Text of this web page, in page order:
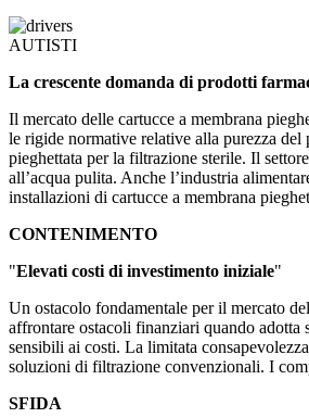
AUTISTI
La crescente domanda di prodotti
Il mercato delle cartucce a membrana
le rigide normative relative alla purezza
pieghettata per la filtrazione sterile. Il
all’acqua pulita. Anche l’industria
installazioni di cartucce a membrana
CONTENIMENTO
"Elevati costi di investimento iniziale"
Un ostacolo fondamentale per il mercato
affrontare ostacoli finanziari quando adotta
sensibili ai costi. La limitata
soluzioni di filtrazione convenzionali. I
SFIDA